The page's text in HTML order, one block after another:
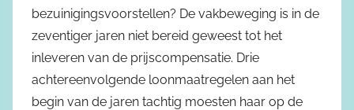
bezuinigingsvoorstellen? De vakbeweging is in de
zeventiger jaren niet bereid geweest tot het
inleveren van de prijscompensatie. Drie
achtereenvolgende loonmaatregelen aan het
begin van de jaren tachtig moesten haar op de